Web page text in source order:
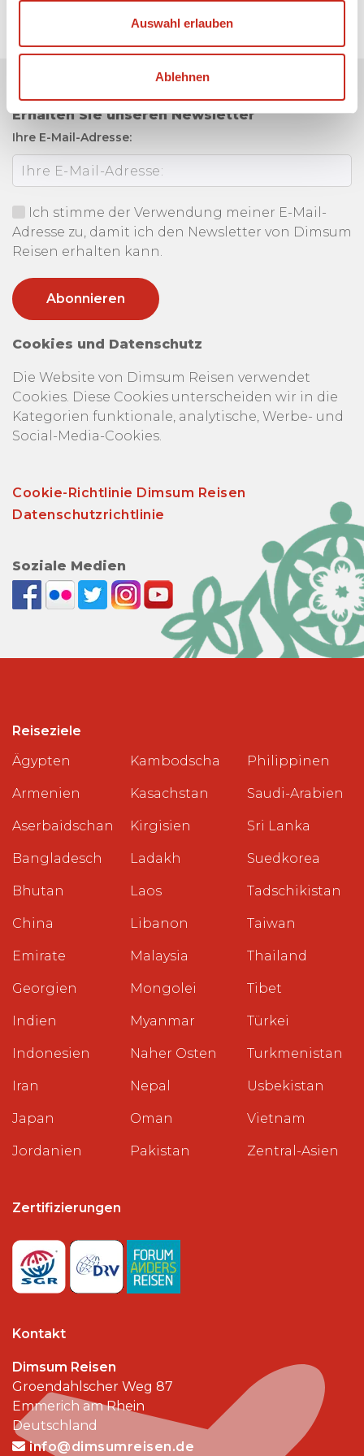
Auswahl erlauben
Ablehnen
Erhalten Sie unseren Newsletter
Ihre E-Mail-Adresse:
Ich stimme der Verwendung meiner E-Mail-
Adresse zu, damit ich den Newsletter von Dimsum
Reisen erhalten kann.
Cookies und Datenschutz
Die Website von Dimsum Reisen verwendet
Cookies. Diese Cookies unterscheiden wir in die
Kategorien funktionale, analytische, Werbe- und
Social-Media-Cookies.
Cookie-Richtlinie Dimsum Reisen
Datenschutzrichtlinie
Soziale Medien
Reiseziele
Ägypten
Armenien
Aserbaidschan
Bangladesch
Bhutan
China
Emirate
Georgien
Indien
Indonesien
Iran
Japan
Jordanien
Kambodscha
Kasachstan
Kirgisien
Ladakh
Laos
Libanon
Malaysia
Mongolei
Myanmar
Naher Osten
Nepal
Oman
Pakistan
Philippinen
Saudi-Arabien
Sri Lanka
Suedkorea
Tadschikistan
Taiwan
Thailand
Tibet
Türkei
Turkmenistan
Usbekistan
Vietnam
Zentral-Asien
Zertifizierungen
Kontakt
Dimsum Reisen
Groendahlscher Weg 87
Emmerich am Rhein
Deutschland
info@dimsumreisen.de